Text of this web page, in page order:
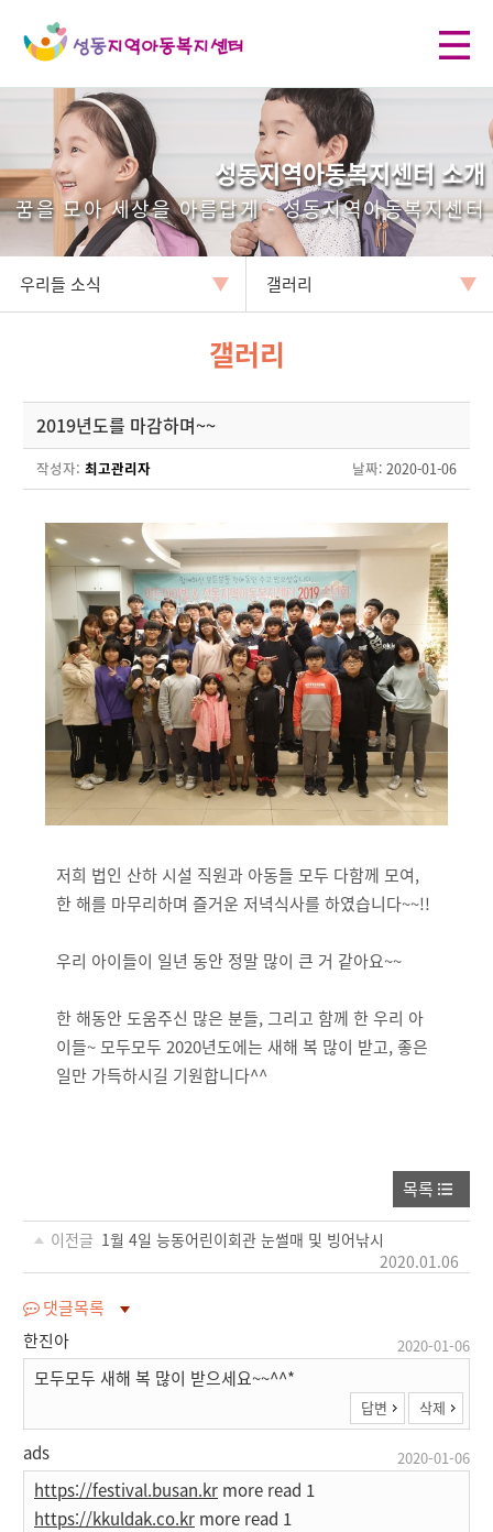
성동지역아동복지센터 소개
꿈을 모아 세상을 아름답게 - 성동지역아동복지센터
우리들 소식 갤러리
갤러리
2019년도를 마감하며~~
작성자: 최고관리자 날짜: 2020-01-06
저희 법인 산하 시설 직원과 아동들 모두 다함께 모여,
한 해를 마무리하며 즐거운 저녁식사를 하였습니다~~!!
우리 아이들이 일년 동안 정말 많이 큰 거 같아요~~
한 해동안 도움주신 많은 분들, 그리고 함께 한 우리 아
이들~ 모두모두 2020년도에는 새해 복 많이 받고, 좋은
일만 가득하시길 기원합니다^^
목록
이전글 1월 4일 능동어린이회관 눈썰매 및 빙어낚시
2020.01.06
댓글목록
한진아
2020-01-06
모두모두 새해 복 많이 받으세요~~^^*
답변 삭제
ads 2020-01-06
https://festival.busan.kr more read 1
https://kkuldak.co.kr more read 1